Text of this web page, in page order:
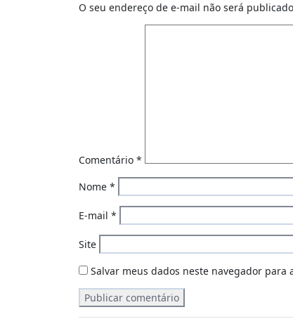
O seu endereço de e-mail não será
Comentário *
Nome *
E-mail *
Site
Salvar meus dados neste navegador para